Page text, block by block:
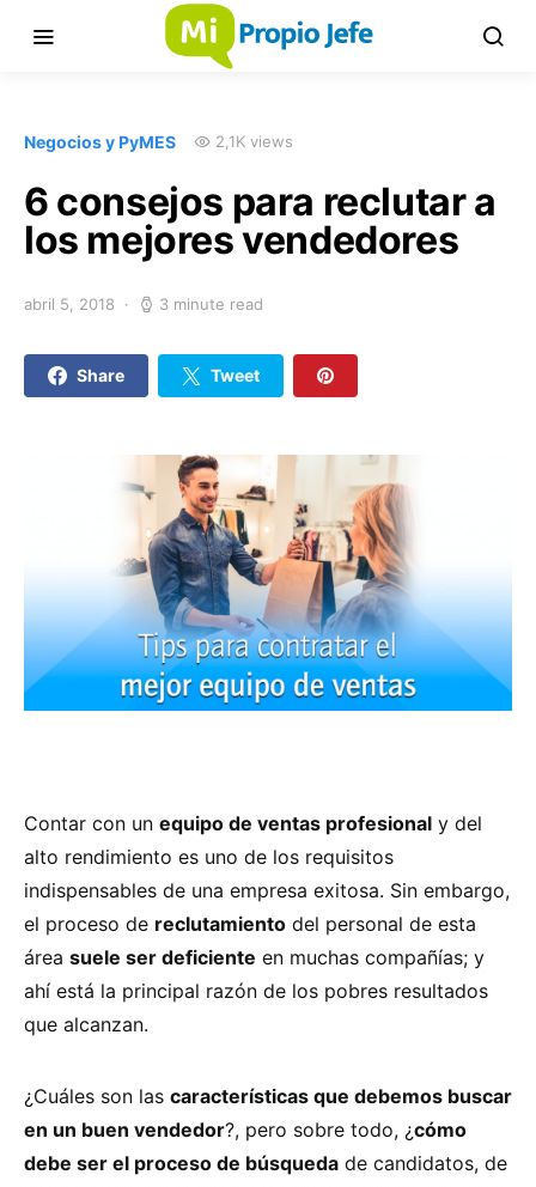
Negocios y PyMES 2,1K views
6 consejos para reclutar a
los mejores vendedores
abril 5, 2018 3 minute read
Share Tweet
Contar con un equipo de ventas profesional y del
alto rendimiento es uno de los requisitos
indispensables de una empresa exitosa. Sin embargo,
el proceso de reclutamiento del personal de esta
área suele ser deficiente en muchas compañías; y
ahí está la principal razón de los pobres resultados
que alcanzan.
¿Cuáles son las características que debemos buscar
en un buen vendedor?, pero sobre todo, ¿cómo
debe ser el proceso de búsqueda de candidatos, de